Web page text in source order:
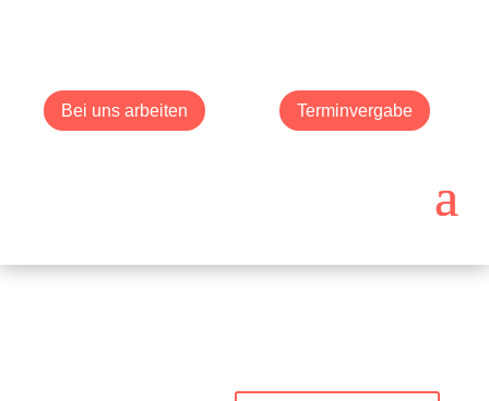
Bei uns arbeiten Terminvergabe